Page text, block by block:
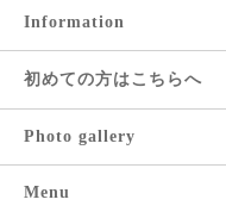
Information
初めての方はこちらへ
Photo gallery
Menu